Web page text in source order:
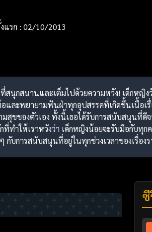
แรก : 02/10/2013
ที่สนุกสนานและเต็มไปด้วยความหวัง! เด็กห
ละพยายามฟันฝ่าทุกอุปสรรคที่เกิดขึ้นเนื้อเ
ของตัวเอง ทั้งนี้เธอได้รับการสนับสนุนที่ดีจ
ทำให้เราหวังว่า เด็กหญิงน้อยจะรับมือกับทุ
บการสนับสนุนที่อยู่ในทุกช่วงเวลาของเรื่องร